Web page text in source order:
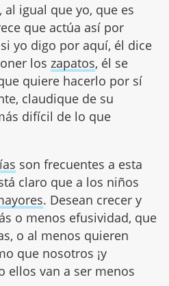
al igual que yo, que es
que actúa así por
yo digo por aquí, él dice
los zapatos, él se
quiere hacerlo por sí
claudique de su
difícil de lo que
son frecuentes a esta
claro que a los niños
. Desean crecer y
o menos efusividad, que
o al menos quieren
que nosotros ¡y
ellos van a ser menos